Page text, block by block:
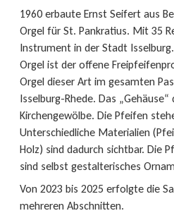
1960 erbaute Ernst Seifert aus
Orgel für St. Pankratius. Mit 35
Instrument in der Stadt
Orgel ist der offene
Orgel dieser Art im gesamten
Isselburg-Rhede. Das
Kirchengewölbe. Die Pfeifen
Unterschiedliche Materialien
Holz) sind dadurch sichtbar. Die
sind selbst gestalterisches
Von 2023 bis 2025 erfolgte die
mehreren Abschnitten.